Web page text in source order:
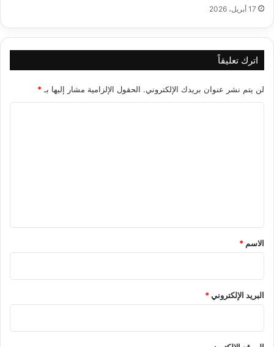
17 أبريل، 2026
اترك تعليقاً
لن يتم نشر عنوان بريدك الإلكتروني. الحقول الإلزامية مشار إليها بـ *
*
الاسم *
البريد الإلكتروني*